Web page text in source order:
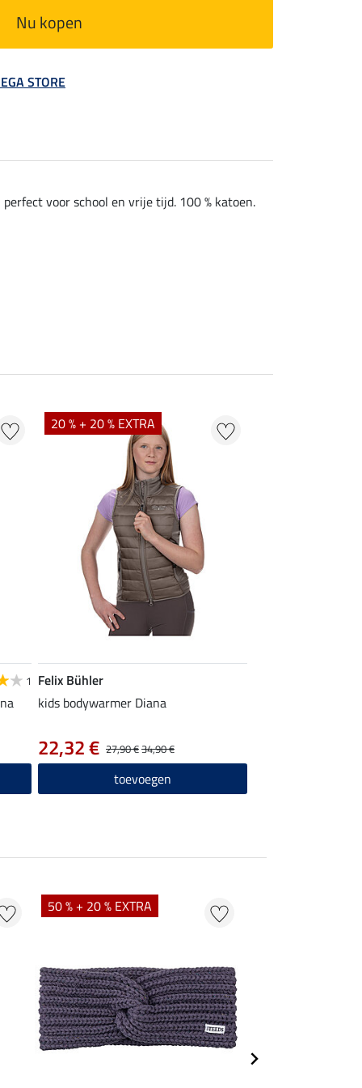
Nu kopen
STORE
voor school en vrije tijd. 100 % katoen.
1
20 % + 20 % EXTRA
Felix Bühler
kids bodywarmer Diana
27,90 €34,90 €
22,32 €
toevoegen
50 % + 20 % EXTRA